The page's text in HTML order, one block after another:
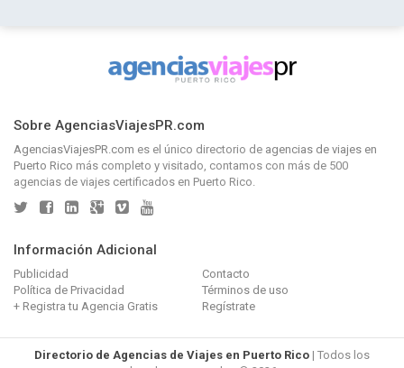
Sobre AgenciasViajesPR.com
AgenciasViajesPR.com es el único directorio de agencias de viajes en
Puerto Rico más completo y visitado, contamos con más de 500
agencias de viajes certificados en Puerto Rico.
Información Adicional
Publicidad
Contacto
Política de Privacidad
Términos de uso
+ Registra tu Agencia Gratis
Regístrate
Directorio de Agencias de Viajes en Puerto Rico | Todos los